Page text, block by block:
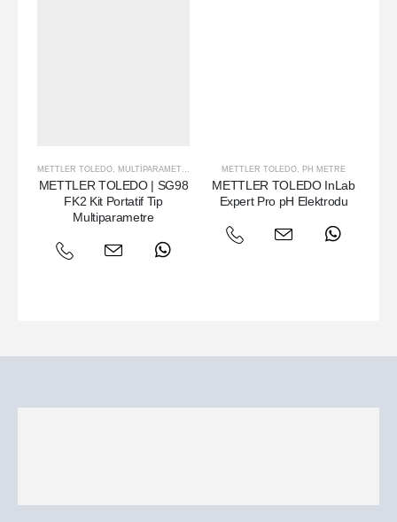
METTLER TOLEDO MULTIPARAMETRE
METTLER TOLEDO | SG98
FK2 Kit Portatif Tip
Multiparametre
METTLER TOLEDO PH METRE
METTLER TOLEDO InLab
Expert Pro pH Elektrodu